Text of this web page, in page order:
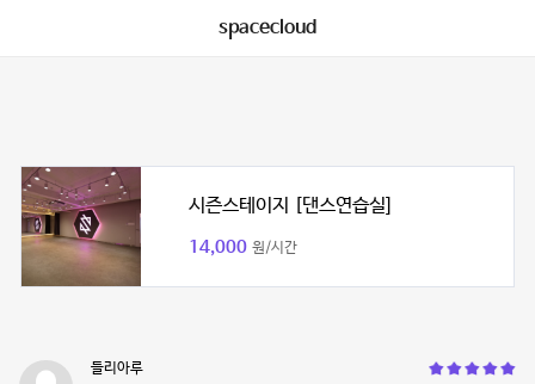
spacecloud
시즌스테이지 [댄스연습실]
14,000 원/시간
들리아루